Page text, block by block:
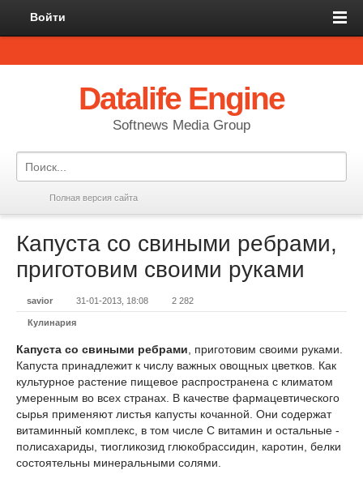
Войти
Datalife Engine
Softnews Media Group
Полная версия сайта
Капуста со свиными ребрами,
приготовим своими руками
savior 31-01-2013, 18:08 2 282
Кулинария
Капуста со свиными ребрами , приготовим своими руками.
Капуста принадлежит к числу важных овощных цветков. Как
культурное растение пищевое распространена с климатом
умеренным во всех странах. В качестве фармацевтического
сырья применяют листья капусты кочанной. Они содержат
витаминный комплекс, в том числе С витамин и остальные -
полисахариды, тиогликозид глюкобрассидин, каротин, белки
состоятельны минеральными солями.